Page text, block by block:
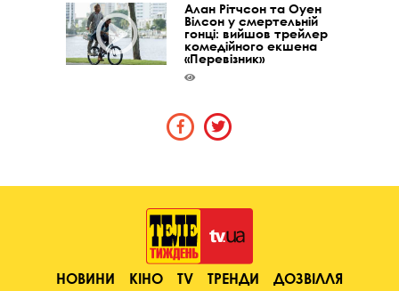
Алан Рітчсон та Оуен
Вілсон у смертельній
гонці: вийшов трейлер
комедійного екшена
«Перевізник»
НОВИНИ КІНО TV ТРЕНДИ
ДОЗВІЛЛЯ